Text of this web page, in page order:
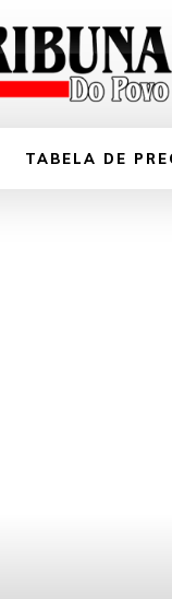
TABELA DE